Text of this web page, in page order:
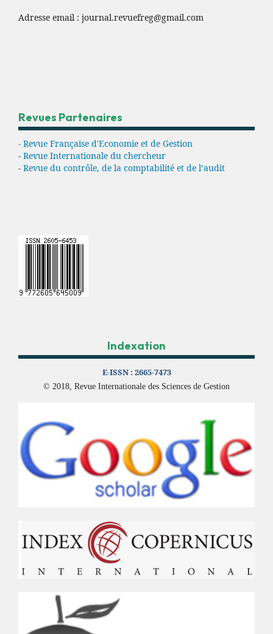
Adresse email : journal.revuefreg@gmail.com
Revues Partenaires
- Revue Française d'Economie et de Gestion
- Revue Internationale du chercheur
- Revue du contrôle, de la comptabilité et de l’audit
Indexation
E-ISSN : 2665-7473
© 2018, Revue Internationale des Sciences de Gestion